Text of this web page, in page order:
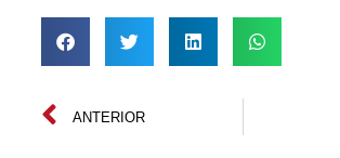
ANTERIOR